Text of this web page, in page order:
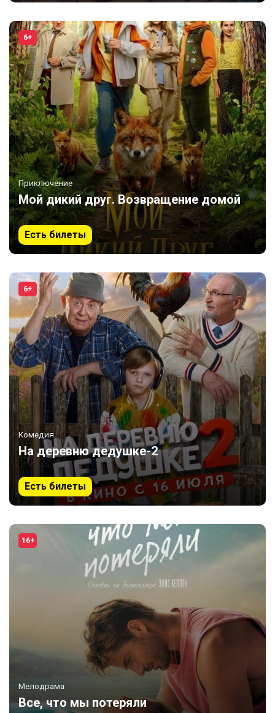
6+
Приключение
Мой дикий друг. Возвращение домой
Есть билеты
6+
Комедия
На деревню дедушке-2
Есть билеты
16+
Мелодрама
Все, что мы потеряли